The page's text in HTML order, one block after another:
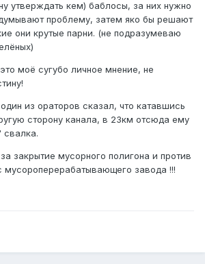
утверждать кем) баблосы, за них нужно
проблему, затем яко бы решают
они крутые парни. (не подразумеваю
моё сугубо личное мнение, не
из ораторов сказал, что катавшись
сторону канала, в 23км отсюда ему
свалка.
закрытие мусорного полигона и против
мусороперерабатывающего завода !!!